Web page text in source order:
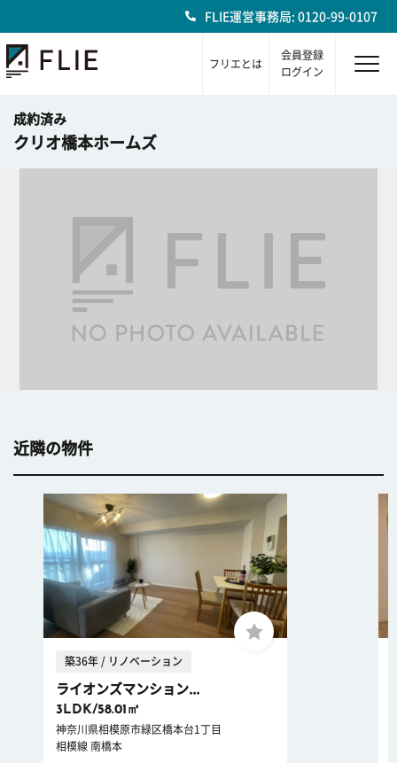
FLIE運営事務局: 0120-99-0107
フリエとは
会員登録
ログイン
成約済み
クリオ橋本ホームズ
近隣の物件
築36年 / リノベーション
ライオンズマンション...
3LDK/58.01㎡
神奈川県相模原市緑区橋本台1丁目
相模線 南橋本